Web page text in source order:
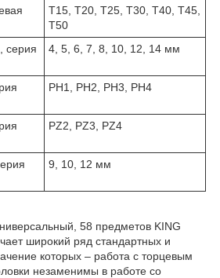
Т15, Т20, Т25, Т30, Т40, Т45,
Т50
серия
4, 5, 6, 7, 8, 10, 12, 14 мм
РН1, РН2, РН3, РН4
PZ2, PZ3, PZ4
9, 10, 12 мм
58 предметов KING
широкий ряд стандартных и
которых – работа с торцевым
незаменимы в работе со